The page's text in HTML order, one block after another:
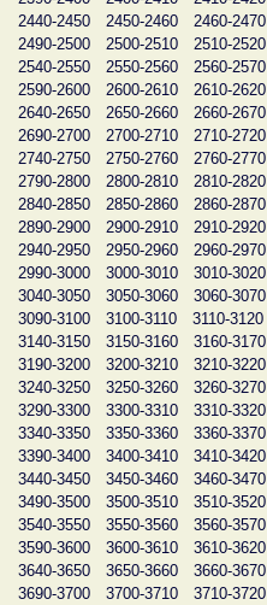
2440-2450
2450-2460 2460-2470
2490-2500
2500-2510 2510-2520
2540-2550
2550-2560 2560-2570
2590-2600
2600-2610 2610-2620
2640-2650
2650-2660 2660-2670
2690-2700
2700-2710 2710-2720
2740-2750
2750-2760 2760-2770
2790-2800
2800-2810 2810-2820
2840-2850
2850-2860 2860-2870
2890-2900
2900-2910 2910-2920
2940-2950
2950-2960 2960-2970
2990-3000
3000-3010 3010-3020
3040-3050
3050-3060 3060-3070
3090-3100
3100-3110 3110-3120
3140-3150
3150-3160 3160-3170
3190-3200
3200-3210 3210-3220
3240-3250
3250-3260 3260-3270
3290-3300
3300-3310 3310-3320
3340-3350
3350-3360 3360-3370
3390-3400
3400-3410 3410-3420
3440-3450
3450-3460 3460-3470
3490-3500
3500-3510 3510-3520
3540-3550
3550-3560 3560-3570
3590-3600
3600-3610 3610-3620
3640-3650
3650-3660 3660-3670
3690-3700
3700-3710 3710-3720